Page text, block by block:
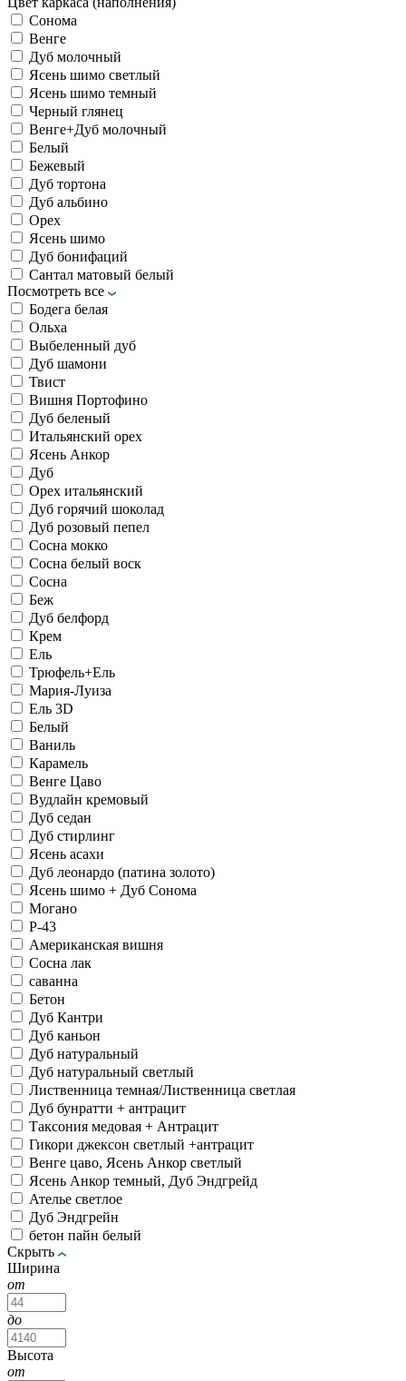
Сонома
Венге
Дуб молочный
Ясень шимо светлый
Ясень шимо темный
Черный глянец
Венге+Дуб молочный
Белый
Бежевый
Дуб тортона
Дуб альбино
Орех
Ясень шимо
Дуб бонифаций
Сантал матовый белый
Посмотреть все
Бодега белая
Ольха
Выбеленный дуб
Дуб шамони
Твист
Вишня Портофино
Дуб беленый
Итальянский орех
Ясень Анкор
Дуб
Орех итальянский
Дуб горячий шоколад
Дуб розовый пепел
Сосна мокко
Сосна белый воск
Сосна
Беж
Дуб белфорд
Крем
Ель
Трюфель+Ель
Мария-Луиза
Ель 3D
Белый
Ваниль
Карамель
Венге Цаво
Вудлайн кремовый
Дуб седан
Дуб стирлинг
Ясень асахи
Дуб леонардо (патина золото)
Ясень шимо + Дуб Сонома
Могано
Р-43
Американская вишня
Сосна лак
саванна
Бетон
Дуб Кантри
Дуб каньон
Дуб натуральный
Дуб натуральный светлый
Лиственница темная/Лиственница светлая
Дуб бунратти + антрацит
Таксония медовая + Антрацит
Гикори джексон светлый +антрацит
Венге цаво, Ясень Анкор светлый
Ясень Анкор темный, Дуб Эндгрейд
Ателье светлое
Дуб Эндгрейн
бетон пайн белый
Скрыть
Ширина
от
до
Высота
от